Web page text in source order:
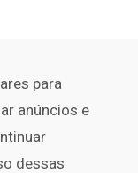
para
anúncios e
dessas